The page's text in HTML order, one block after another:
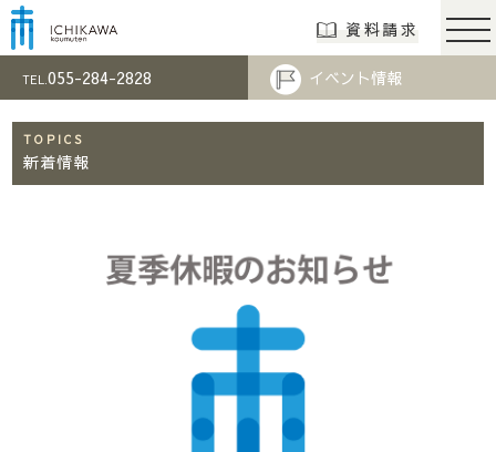
市川工務店 | らしさ
資料請求
TEL.055-284-2828 イベント情報
TOPICS
新着情報